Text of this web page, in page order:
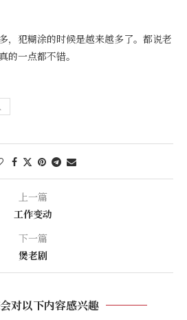
，犯糊涂的时候是越来越多了。都说老
的一点都不错。
上一篇
工作变动
下一篇
煲老剧
对以下内容感兴趣